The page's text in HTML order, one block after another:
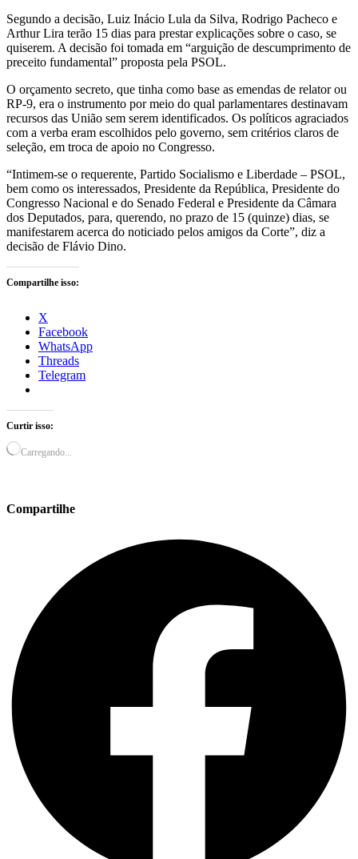
Segundo a decisão, Luiz Inácio Lula da Silva, Rodrigo Pacheco e
Arthur Lira terão 15 dias para prestar explicações sobre o caso, se
quiserem. A decisão foi tomada em “arguição de descumprimento de
preceito fundamental” proposta pela PSOL.
O orçamento secreto, que tinha como base as emendas de relator ou
RP-9, era o instrumento por meio do qual parlamentares destinavam
recursos das União sem serem identificados. Os políticos agraciados
com a verba eram escolhidos pelo governo, sem critérios claros de
seleção, em troca de apoio no Congresso.
“Intimem-se o requerente, Partido Socialismo e Liberdade – PSOL,
bem como os interessados, Presidente da República, Presidente do
Congresso Nacional e do Senado Federal e Presidente da Câmara
dos Deputados, para, querendo, no prazo de 15 (quinze) dias, se
manifestarem acerca do noticiado pelos amigos da Corte”, diz a
decisão de Flávio Dino.
Compartilhe isso:
X
Facebook
WhatsApp
Threads
Telegram
Curtir isso:
Carregando...
Compartilhe